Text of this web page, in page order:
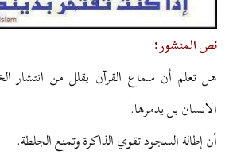
نص المنشور:
هل تعلم أن سماع القرآن يقلل من انتشار
الانسان بل يدمرها.
أن إطالة السجود تقوي الذاكرة وتمنع الجلطة.